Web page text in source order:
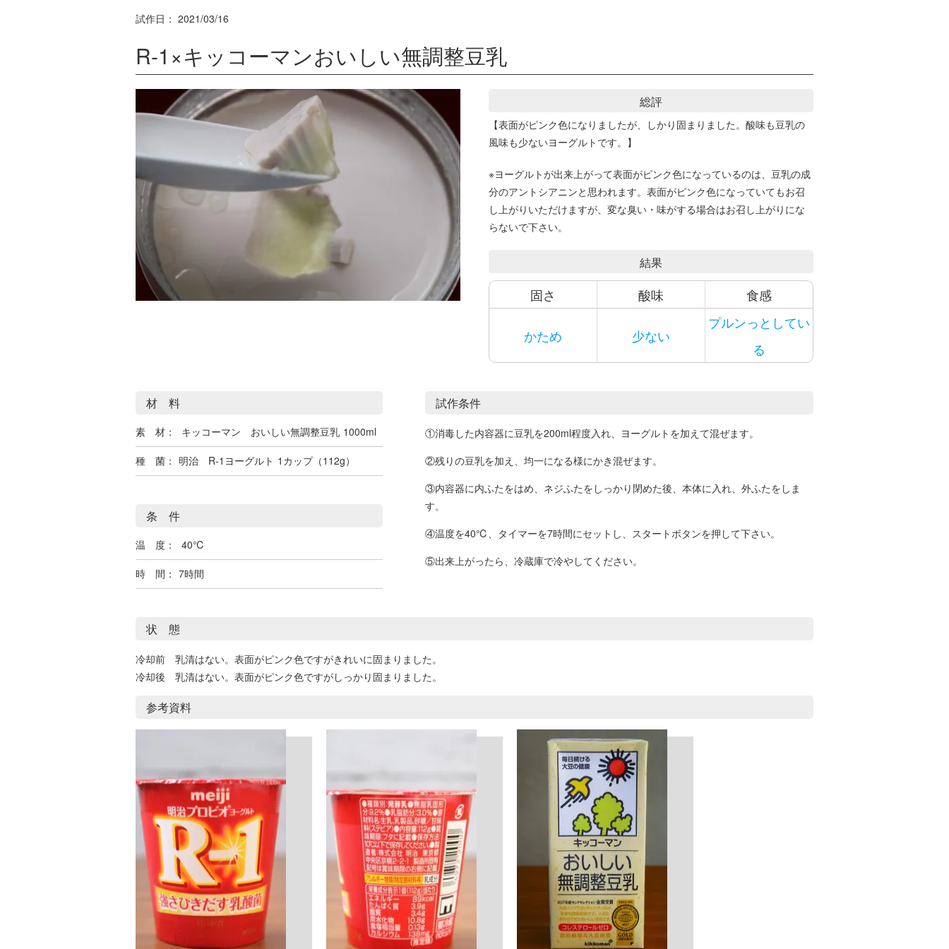
試作日： 2021/03/16
R-1×キッコーマンおいしい無調整豆乳
総評
【表面がピンク色になりましたが、しかり固まりました。酸味も豆乳の
風味も少ないヨーグルトです。】
※ヨーグルトが出来上がって表面がピンク色になっているのは、豆乳の成
分のアントシアニンと思われます。表面がピンク色になっていてもお召
し上がりいただけますが、変な臭い・味がする場合はお召し上がりにな
らないで下さい。
結果
固さ 酸味 食感
かため 少ない
プルンっとしてい
る
材 料
素 材： キッコーマン おいしい無調整豆乳 1000ml
種 菌： 明治 R-1ヨーグルト 1カップ（112g）
条 件
温 度： 40℃
時 間： 7時間
試作条件
①消毒した内容器に豆乳を200ml程度入れ、ヨーグルトを加えて混ぜます。
②残りの豆乳を加え、均一になる様にかき混ぜます。
③内容器に内ふたをはめ、ネジふたをしっかり閉めた後、本体に入れ、外ふたをしま
す。
④温度を40℃、タイマーを7時間にセットし、スタートボタンを押して下さい。
⑤出来上がったら、冷蔵庫で冷やしてください。
状 態
冷却前 乳清はない。表面がピンク色ですがきれいに固まりました。
冷却後 乳清はない。表面がピンク色ですがしっかり固まりました。
参考資料